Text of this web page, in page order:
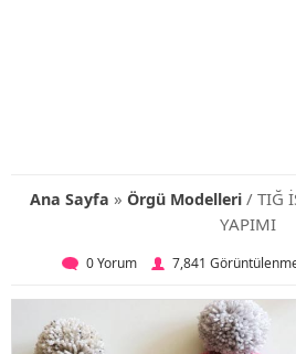
Ana Sayfa » Örgü Modelleri/ TIĞ
YAPIMI
0 Yorum 7,841